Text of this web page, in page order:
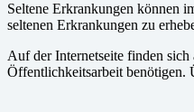
Seltene Erkrankungen können
seltenen Erkrankungen zu
Auf der Internetseite finden
Öffentlichkeitsarbeit benötigen.